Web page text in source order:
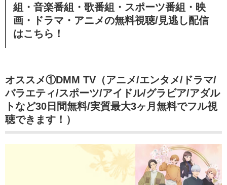
組・音楽番組・歌番組・スポーツ番組・映
画・ドラマ・アニメの無料視聴/見逃し配信
はこちら！
オススメ①DMM TV（アニメ/エンタメ/ドラマ/
バラエティ/スポーツ/アイドル/グラビア/アダル
トなど30日間無料/実質最大3ヶ月無料でフル視
聴できます！）